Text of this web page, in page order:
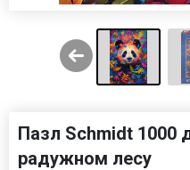
Пазл Schmidt 1000
радужном лесу